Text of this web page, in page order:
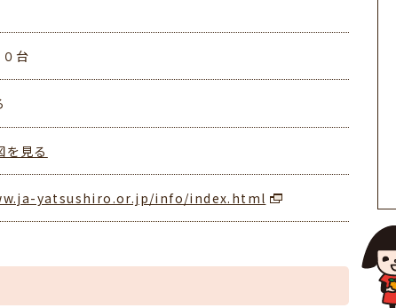
台
を見る
yatsushiro.or.jp/info/index.html